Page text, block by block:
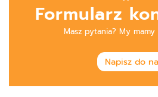
Formularz
Masz pytania? My
Napisz do